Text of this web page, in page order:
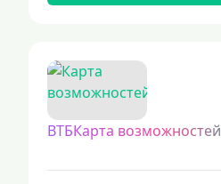
ВТБКарта возможностей